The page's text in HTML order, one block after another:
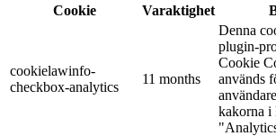
Cookie
Varaktighet
cookielawinfo-
checkbox-analytics
11 months
Denna
plugin-
Cookie
används
kakorna i